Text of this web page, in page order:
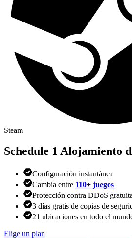
Steam
Schedule 1 Alojamiento
Configuración instantánea
Cambia entre 110+ juegos
Protección contra DDoS gratuita
3 días gratis de copias de
21 ubicaciones en todo el
Elige un plan